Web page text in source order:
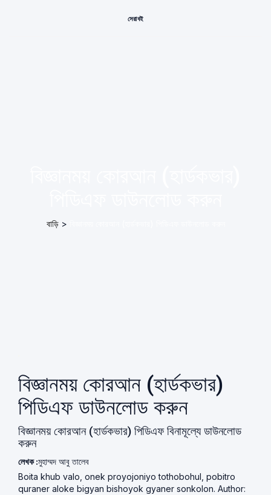
সেরা বই
বাড়ি>
বিজ্ঞানময় কোরআন (হার্ডকভার)
পিডিএফ ডাউনলোড করুন
বিজ্ঞানময় কোরআন (হার্ডকভার) পিডিএফ বিনামূল্যে ডাউনলোড
করুন
লেখক :মুহাম্মদ আবু তালেব
Boita khub valo, onek proyojoniyo tothobohul, pobitro
quraner aloke bigyan bishoyok gyaner sonkolon. Author: